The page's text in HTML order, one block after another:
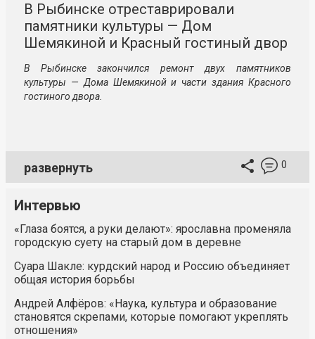
В Рыбинске отреставрировали
памятники культуры — Дом
Шемякиной и Красный гостиный двор
В Рыбинске закончился ремонт двух памятников
культуры — Дома Шемякиной и части здания Красного
гостиного двора.
развернуть 0
Интервью
«Глаза боятся, а руки делают»: ярославна променяла
городскую суету на старый дом в деревне
Суара Шакле: курдский народ и Россию объединяет
общая история борьбы
Андрей Алфёров: «Наука, культура и образование
становятся скрепами, которые помогают укреплять
отношения»